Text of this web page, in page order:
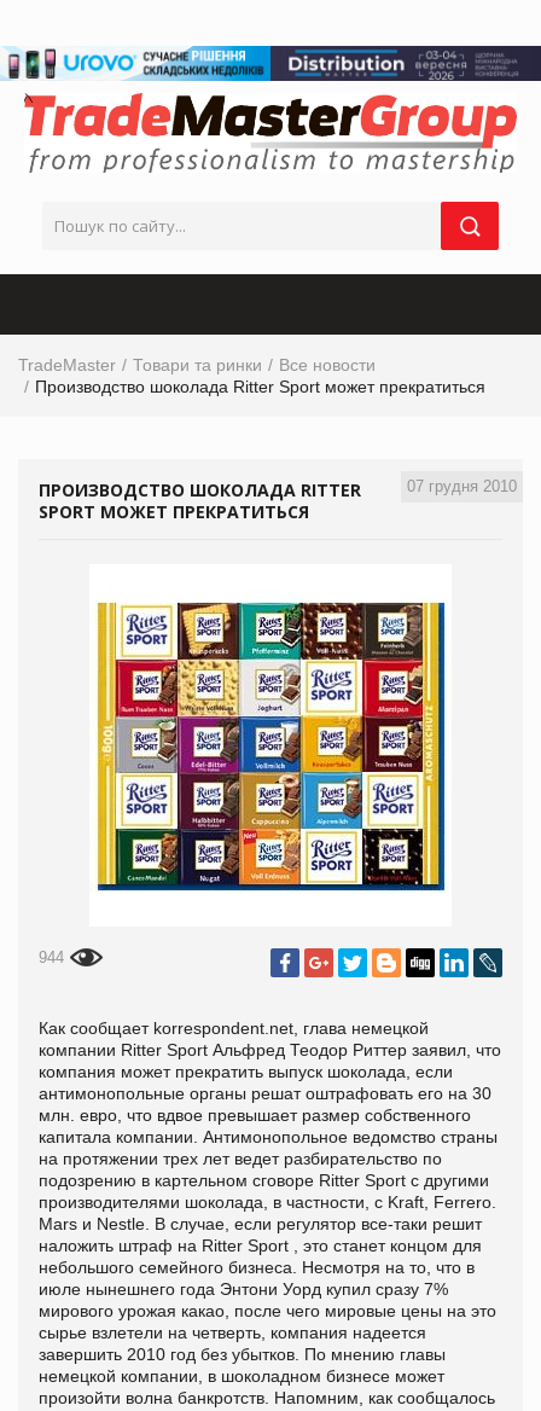
TradeMaster Товари та ринки
Все новости
Производство шоколада Ritter Sport может прекратиться
07 грудня 2010
ПРОИЗВОДСТВО ШОКОЛАДА RITTER
SPORT МОЖЕТ ПРЕКРАТИТЬСЯ
944
Как сообщает korrespondent.net, глава немецкой
компании Ritter Sport Альфред Теодор Риттер заявил, что
компания может прекратить выпуск шоколада, если
антимонопольные органы решат оштрафовать его на 30
млн. евро, что вдвое превышает размер собственного
капитала компании. Антимонопольное ведомство страны
на протяжении трех лет ведет разбирательство по
подозрению в картельном сговоре Ritter Sport с другими
производителями шоколада, в частности, с Kraft, Ferrero.
Mars и Nestle. В случае, если регулятор все-таки решит
наложить штраф на Ritter Sport , это станет концом для
небольшого семейного бизнеса. Несмотря на то, что в
июле нынешнего года Энтони Уорд купил сразу 7%
мирового урожая какао, после чего мировые цены на это
сырье взлетели на четверть, компания надеется
завершить 2010 год без убытков. По мнению главы
немецкой компании, в шоколадном бизнесе может
произойти волна банкротств. Напомним, как сообщалось